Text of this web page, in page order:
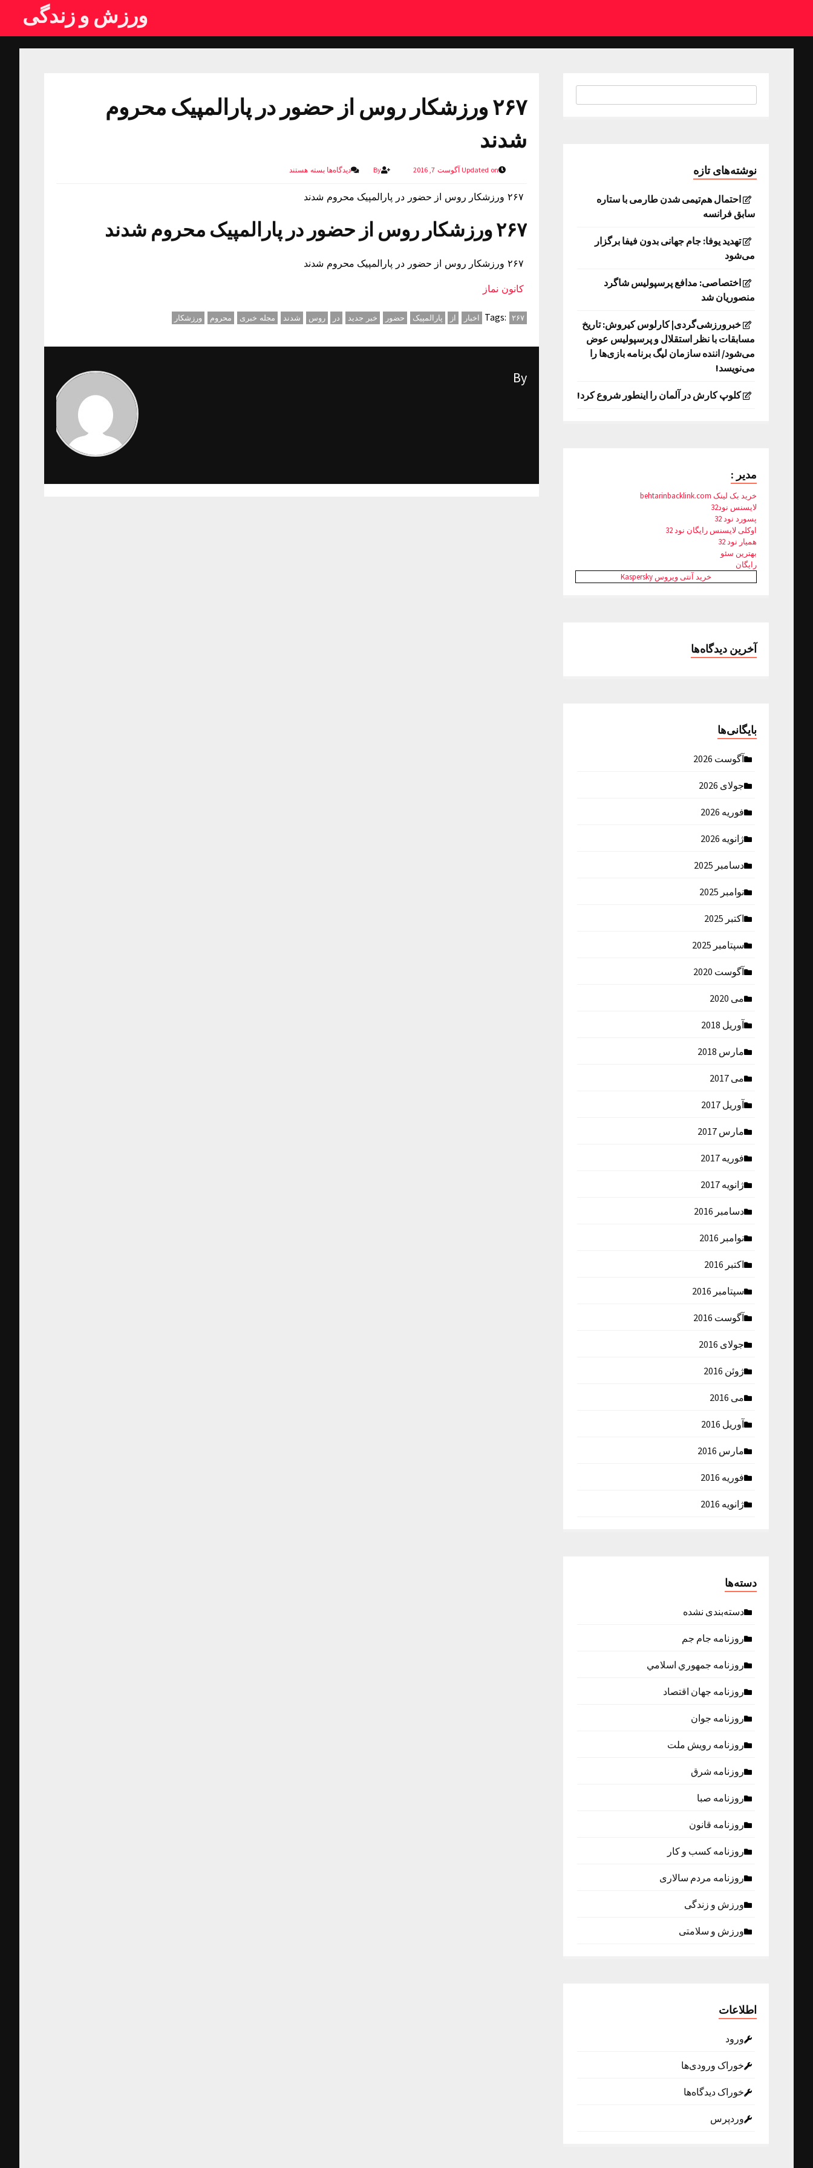
ورزش و زندگی
۲۶۷ ورزشکار روس از حضور در پارالمپیک محروم
شدند
Updated on آگوست 7, 2016 By دیدگاه‌هابسته هستند
۲۶۷ ورزشکار روس از حضور در پارالمپیک محروم شدند
۲۶۷ ورزشکار روس از حضور در پارالمپیک محروم شدند
۲۶۷ ورزشکار روس از حضور در پارالمپیک محروم شدند
کانون نماز
Tags: ۲۶۷ اخبار از پارالمپیک حضور خبر جدید در روس شدند مجله خبری محروم ورزشکار
By
نوشته‌های تازه
احتمال هم‌تیمی شدن طارمی با ستاره
سابق فرانسه
تهدید یوفا: جام جهانی بدون فیفا برگزار
می‌شود
اختصاصی: مدافع پرسپولیس شاگرد
منصوریان شد
خبرورزشی‌گردی| کارلوس کیروش: تاریخ
مسابقات با نظر استقلال و پرسپولیس عوض
می‌شود/ اننده سازمان لیگ برنامه بازی‌ها را
می‌نویسد!
کلوپ کارش در آلمان را اینطور شروع کرد!
مدیر :
خرید بک لینک behtarinbacklink.com
لایسنس نود32
پسورد نود 32
اوکلی لایسنس رایگان نود 32
همیار نود 32
بهترین سئو
رایگان
خرید آنتی ویروس Kaspersky
آخرین دیدگاه‌ها
بایگانی‌ها
آگوست 2026
جولای 2026
فوریه 2026
ژانویه 2026
دسامبر 2025
نوامبر 2025
اکتبر 2025
سپتامبر 2025
آگوست 2020
می 2020
آوریل 2018
مارس 2018
می 2017
آوریل 2017
مارس 2017
فوریه 2017
ژانویه 2017
دسامبر 2016
نوامبر 2016
اکتبر 2016
سپتامبر 2016
آگوست 2016
جولای 2016
ژوئن 2016
می 2016
آوریل 2016
مارس 2016
فوریه 2016
ژانویه 2016
دسته‌ها
دسته‌بندی نشده
روزنامه جام جم
روزنامه جمهوري اسلامي
روزنامه جهان اقتصاد
روزنامه جوان
روزنامه رویش ملت
روزنامه شرق
روزنامه صبا
روزنامه قانون
روزنامه كسب و كار
روزنامه مردم سالاری
ورزش و زندگی
ورزش و سلامتی
اطلاعات
ورود
خوراک ورودی‌ها
خوراک دیدگاه‌ها
وردپرس